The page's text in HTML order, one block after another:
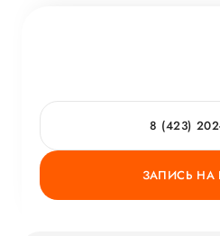
8 (423)
ЗАПИСЬ НА